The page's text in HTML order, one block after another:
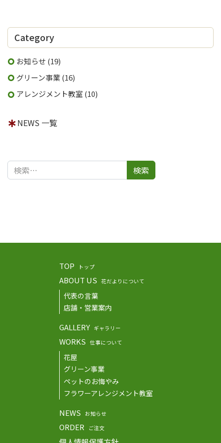
ー
シ
ョ
Category
お知らせ (19)
グリーン事業(16)
アレンジメント教室 (10)
NEWS 一覧
検索:
TOP トップ
ABOUT US 花だよりについて
代表の言葉
店舗・営業案内
GALLERY ギャラリー
WORKS 仕事について
花屋
グリーン事業
ペットのお悔やみ
フラワーアレンジメント教室
NEWS お知らせ
ORDER ご注文